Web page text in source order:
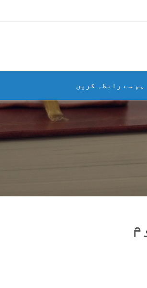
ہم سے رابطہ کریں